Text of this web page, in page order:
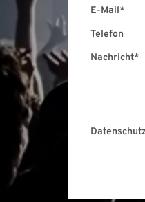
E-Mail*
Telefon
Nachricht*